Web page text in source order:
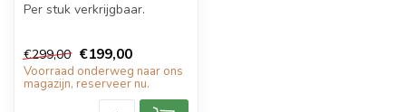
Per stuk verkrijgbaar.
€299,00 €199,00
Voorraad onderweg naar ons
magazijn, reserveer nu.